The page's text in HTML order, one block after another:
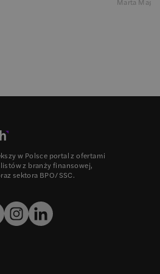
w Polsce portal z ofertami
z branży finansowej,
sektora BPO/SSC.